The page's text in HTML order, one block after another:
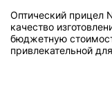
Оптический прицел
качество
бюджетную
привлекательной